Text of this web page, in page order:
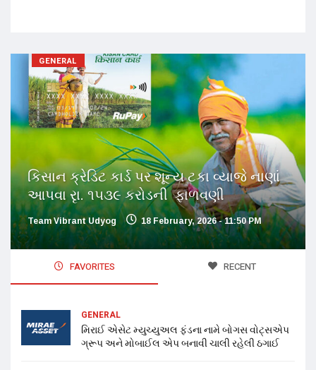
GENERAL
કિસાન ક્રેડિટ કાર્ડ પર શૂન્ય ટકા વ્યાજે નાણાં
આપવા રૃા. ૧૫૩૯ કરોડની ફાળવણી
Team Vibrant Udyog 18 February, 2026 - 11:50 PM
FAVORITES RECENT
GENERAL
મિરાઈ એસેટ મ્યુચ્યુઅલ ફંડના નામે બોગસ વોટ્સએપ
ગ્રૂપ અને મોબાઈલ એપ બનાવી ચાલી રહેલી ઠગાઈ